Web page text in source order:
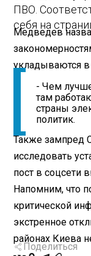
ПВО.
себя на
Медведев
укладываются
- Чем
там
страны
политик.
Также зампред
исследовать
пост в соцсети
Напомним, что
критической
экстренное
районах Киева
Поделиться